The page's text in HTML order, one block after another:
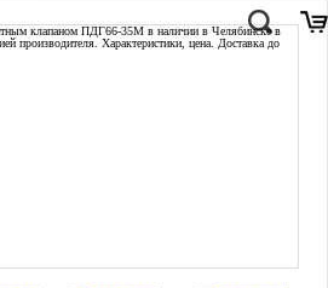
клапаном ПДГ66-35М в наличии в Челябинске в
производителя. Характеристики, цена. Доставка до